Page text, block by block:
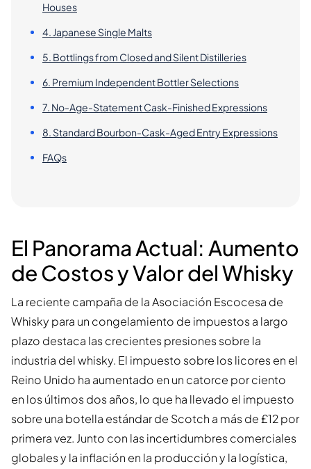
Houses
4. Japanese Single Malts
5. Bottlings from Closed and Silent Distilleries
6. Premium Independent Bottler Selections
7. No-Age-Statement Cask-Finished Expressions
8. Standard Bourbon-Cask-Aged Entry Expressions
FAQs
El Panorama Actual: Aumento
de Costos y Valor del Whisky
La reciente campaña de la Asociación Escocesa de
Whisky para un congelamiento de impuestos a largo
plazo destaca las crecientes presiones sobre la
industria del whisky. El impuesto sobre los licores en el
Reino Unido ha aumentado en un catorce por ciento
en los últimos dos años, lo que ha llevado el impuesto
sobre una botella estándar de Scotch a más de £12 por
primera vez. Junto con las incertidumbres comerciales
globales y la inflación en la producción y la logística,